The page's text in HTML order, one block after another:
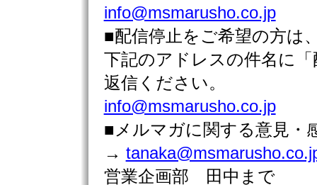
info@msmarusho.co.jp
■配信停止をご希望の方は
下記のアドレスの件名に
返信ください。
info@msmarusho.co.jp
■メルマガに関する意見・
→
営業企画部 田中まで